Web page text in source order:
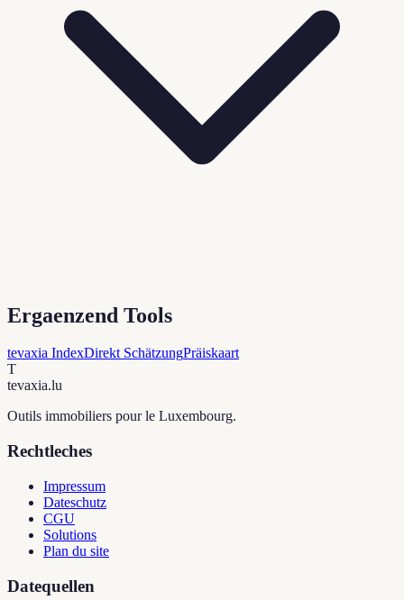
Ergaenzend Tools
tevaxia IndexDirekt SchätzungPräiskaart
T
tevaxia.lu
Outils immobiliers pour le Luxembourg.
Rechtleches
Impressum
Dateschutz
CGU
Solutions
Plan du site
Datequellen